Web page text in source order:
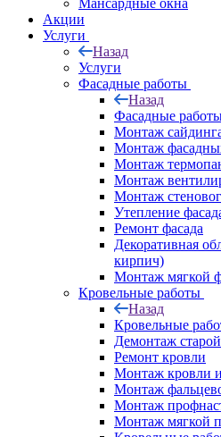
Мансардные окна
Акции
Услуги
Назад
Услуги
Фасадные работы
Назад
Фасадные
Монтаж
Монтаж
Монтаж
Монтаж
Монтаж
Утепление
Ремонт фасада
Декоративная
кирпич)
Монтаж мягкой
Кровельные работы
Назад
Кровельные
Демонтаж
Ремонт кровли
Монтаж кровли
Монтаж
Монтаж
Монтаж мягкой